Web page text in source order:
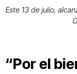
Este 13 de julio,
“Por el